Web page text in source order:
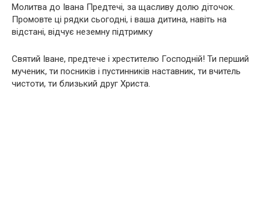
Молитва до Івана Предтечі, за щасливу долю діточок.
Промовте ці рядки сьогодні, і ваша дитина, навіть на
відстані, відчує неземну підтримку
Святий Іване, предтече і хрестителю Господній! Ти перший
мучeник, ти посників і пустинників наставник, ти вчитель
чистоти, ти близький друг Христа.